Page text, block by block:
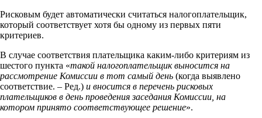
Рисковым будет автоматически считаться налогоплательщик,
который соответствует хотя бы одному из первых пяти
критериев.
В случае соответствия плательщика каким-либо критериям из
шестого пункта «такой налогоплательщик выносится на
рассмотрение Комиссии в тот самый день (когда выявлено
соответствие. – Ред.) и вносится в перечень рисковых
плательщиков в день проведения заседания Комиссии, на
котором принято соответствующее решение».